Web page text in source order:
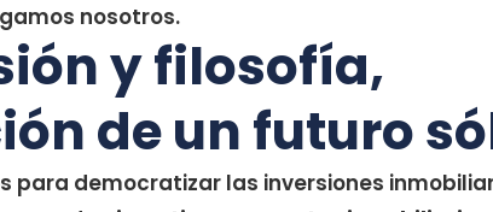
nosotros.
y filosofía,
de un futuro
para democratizar las inversiones